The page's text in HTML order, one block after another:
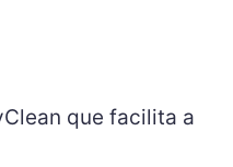
que facilita a